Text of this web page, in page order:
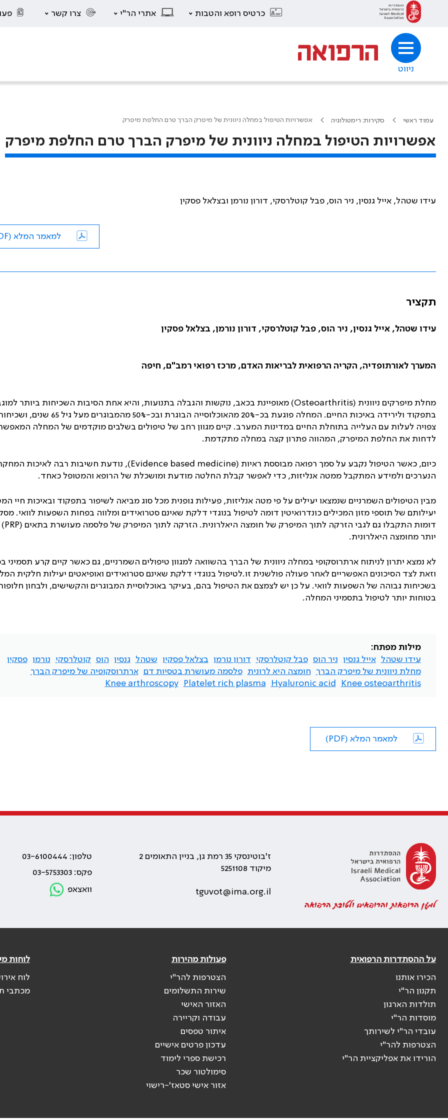
כרטיס רופא והטבות אתרי הר"י צרו קשר
ניווט
עמוד ראשי סקירות: רימטולוגיה אפשרויות הטיפול במחלה ניוונית של מיפרק הברך טרם החלפת מיפרק
אפשרויות הטיפול במחלה ניוונית של מיפרק הברך טרם החלפת מיפרק
עידו שטהל, אייל גנסין, ניר הוס, פבל קוטלרסקי, דורון נורמן ובצלאל פסקין
למאמר המלא (PDF)
תקציר
עידו שטהל, אייל גנסין, ניר הוס, פבל קוטלרסקי, דורון נורמן, בצלאל פסקין
המערך לאורתופדיה, הקריה הרפואית לבריאות האדם, מרכז רפואי רמב"ם, חיפה
מחלת מיפרקים ניוונית (Osteoarthritis) מאופיינת בכאב, נוקשות והגבלה בתנועות, והיא אחת הסיבות השכיחות ביותר
בתפקוד ולירידה באיכות החיים. המחלה פוגעת בכ-20% מהאוכלוסייה הבוגרת ובכ-50% מהמבוגרים מעל גיל
צפויה לעלות עם העלייה בתוחלת החיים במדינות המערב. קיים מגוון רחב של טיפולים בשלבים מוקדמים של המחלה
לדחות את החלפת המיפרק, המהווה פתרון קצה במחלה מתקדמת.
כיום, כאשר הטיפול נקבע על סמך רפואה מבוססת ראיות (Evidence based medicine), נודעת חשיבות רבה לאיכות
הנערכים ולמידע המתקבל ממטה אנליזות, כדי לאפשר קבלת החלטה מודעת ומושכלת של הרופא והמטופל כאחד.
מבין הטיפולים השמרניים שנמצאו יעילים על פי מטה אנליזות, פעילות גופנית מכל סוג מביאה לשיפור בתפקוד ובאיכות חיי
יעילותם של תוספי מזון המכילים כונדרואיטין דומה לטיפול בנוגדי דלקת שאינם סטרואידים ומלווה בפחות השפעות לוואי.
דומות התקבלו גם לגבי הזרקה לתוך המיפרק של חומצה היאלרונית. הזרקה לתוך המיפרק של פלסמה מעושרת בתאים (PRP
)
יותר מחומצה היאלרונית.
לא נמצא יתרון לניתוח ארתרוסקופי במחלה ניוונית של הברך בהשוואה למגוון טיפולים השמרניים, גם כאשר קיים קרע תסמיני
וזאת לצד הסיכונים האפשריים לאחר פעולה פולשנית זו.לטיפול בנוגדי דלקת שאינם סטרואידים ואופיאטים יעילות חלקית
בשכיחות גבוהה של השפעות לוואי. על כן יש לצמצם את הטיפול בהם, בעיקר באוכלוסיית המבוגרים והקשישים, ולבחון
בטוחות יותר לטיפול בתסמיני המחלה.
מילות מפתח:
עידו שטהל
אייל גנסין ניר הוס פבל קוטלרסקי דורון נורמן בצלאל פסקין שטהל גנסין הוס קוטלרסקי נורמן פסקין
מחלת ניוונית של מיפרק הברך
חומצה היא לרונית פלסמה מעושרת בטסיות דם
ארתרוסקופיה של מיפרק הברך
Knee osteoarthritis
Hyaluronic acid
Platelet rich plasma
Knee arthroscopy
למאמר המלא (PDF)
למען הרופאות והרופאים ולטובת הרפואה
ז'בוטינסקי 35 רמת גן, בניין התאומים 2
מיקוד 5251108
tguvot@ima.org.il
טלפון: 03-6100444
פקס: 03-5753303
וואצאפ
על ההסתדרות הרפואית
הכירו אותנו
תקנון הר"י
תולדות הארגון
מוסדות הר"י
עובדי הר"י לשירותך
הצטרפות להר"י
הורידו את אפליקציית הר"י
פעולות מהירות
הצטרפות להר"י
שירות התשלומים
האזור האישי
עבודה וקריירה
איתור טפסים
עדכון פרטים אישיים
רכישת ספרי לימוד
סימולטור שכר
אזור אישי סטאז'-רישוי
לוחות
לוח
מכתבי